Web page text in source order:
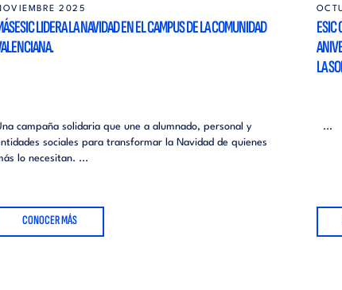
2025
LIDERA LA NAVIDAD EN EL CAMPUS DE LA COMUNIDAD
campaña solidaria que une a alumnado, personal y
sociales para transformar la Navidad de quienes
lo necesitan. ...
CONOCER MÁS
ESIC
LA
...